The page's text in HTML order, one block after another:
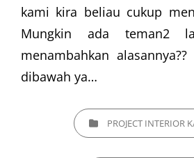
kami kira beliau cukup
Mungkin ada teman2
menambahkan
dibawah ya…
CATEGORIESPROJECT INTERIOR